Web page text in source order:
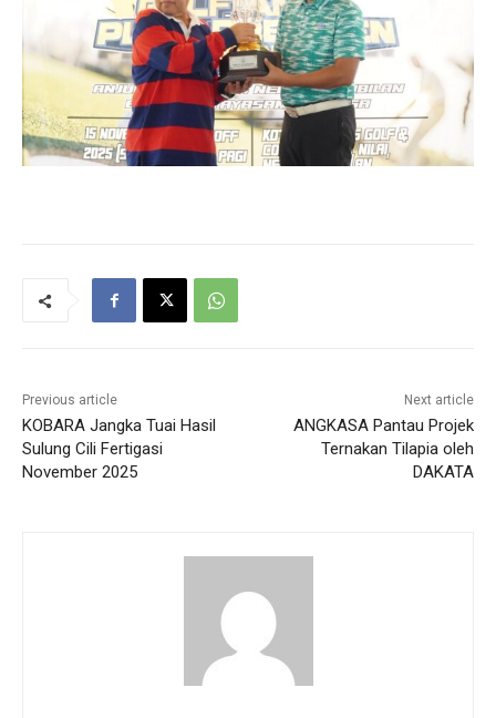
Previous article
KOBARA Jangka Tuai Hasil
Sulung Cili Fertigasi
November 2025
Next article
ANGKASA Pantau Projek
Ternakan Tilapia oleh
DAKATA